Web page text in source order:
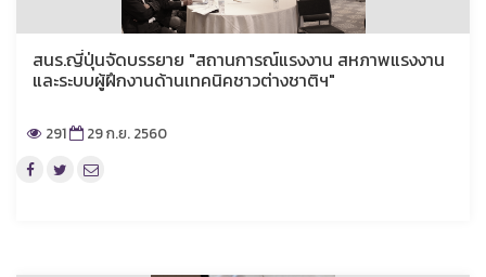
สนร.ญี่ปุ่นจัดบรรยาย "สถานการณ์แรงงาน สหภาพแรงงาน
และระบบผู้ฝึกงานด้านเทคนิคชาวต่างชาติฯ"
291 29 ก.ย. 2560